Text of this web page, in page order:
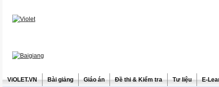
ViOLET.VN Bài giảng Giáo án Đề thi & Kiểm tra Tư liệu E-